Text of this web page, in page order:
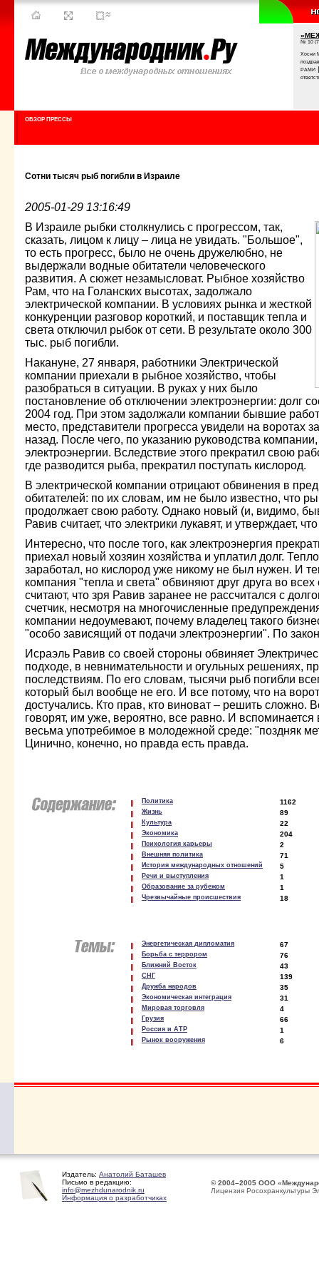
№ 10
Хосни
РАМИ
ОБЗОР ПРЕССЫ
Сотни тысяч рыб погибли в Израиле
2005-01-29 13:16:49
В Израиле рыбки столкнулись с прогрессом, так,
сказать, лицом к лицу – лица не увидать. "Большое",
то есть прогресс, было не очень дружелюбно, не
выдержали водные обитатели человеческого
развития. А сюжет незамысловат. Рыбное хозяйство
Рам, что на Голанских высотах, задолжало
электрической компании. В условиях рынка и жесткой
конкуренции разговор короткий, и поставщик тепла и
света отключил рыбок от сети. В результате около 300
тыс. рыб погибли.
Накануне, 27 января, работники Электрической
компании приехали в рыбное хозяйство, чтобы
разобраться в ситуации. В руках у них было
постановление об отключении электроэнергии: долг
2004 год. При этом задолжали компании бывшие
место, представители прогресса увидели на воротах
назад. После чего, по указанию руководства
электроэнергии. Вследствие этого прекратил свою
где разводится рыба, прекратил поступать кислород.
В электрической компании отрицают обвинения в
обитателей: по их словам, им не было известно, что
продолжает свою работу. Однако новый (и, видимо,
Равив считает, что электрики лукавят, и утверждает,
Интересно, что после того, как электроэнергия
приехал новый хозяин хозяйства и уплатил долг.
заработал, но кислород уже никому не был нужен. И
компания "тепла и света" обвиняют друг друга во
считают, что зря Равив заранее не рассчитался с
счетчик, несмотря на многочисленные
компании недоумевают, почему владелец такого
"особо зависящий от подачи электроэнергии". По
Исраэль Равив со своей стороны обвиняет
подходе, в невнимательности и огульных решениях,
последствиям. По его словам, тысячи рыб погибли
который был вообще не его. И все потому, что на
достучались. Кто прав, кто виноват – решить сложно.
говорят, им уже, вероятно, все равно. И
весьма употребимое в молодежной среде: "поздняк
Цинично, конечно, но правда есть правда.
Политика 1162
Жизнь 89
Культура 22
Экономика 204
Психология карьеры 2
Внешняя политика 71
История международных отношений 5
Речи и выступления 1
Образование за рубежом 1
Чрезвычайные происшествия 18
Энергетическая дипломатия 67
Борьба с террором 76
Ближний Восток 43
СНГ 139
Дружба народов 35
Экономическая интеграция 31
Мировая торговля 4
Грузия 66
Россия и АТР 1
Рынок вооружения 6
Издатель: Анатолий Баташев
Письмо в редакцию:
info@mezhdunarodnik.ru
Информация о разработчиках
© 2004–2005 ООО
Лицензия